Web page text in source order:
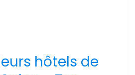
hôtels de